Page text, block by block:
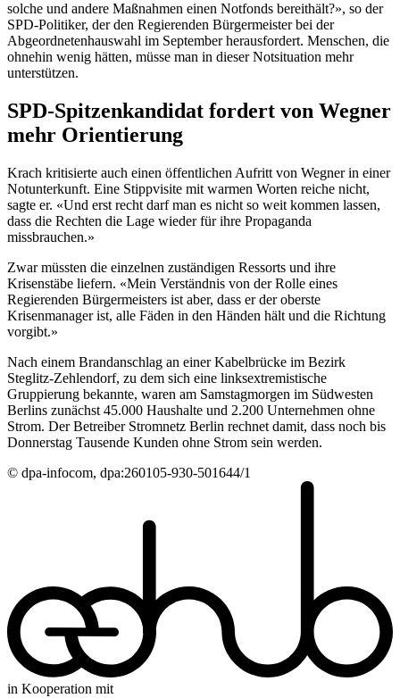
solche und andere Maßnahmen einen Notfonds bereithält?», so der
SPD-Politiker, der den Regierenden Bürgermeister bei der
Abgeordnetenhauswahl im September herausfordert. Menschen, die
ohnehin wenig hätten, müsse man in dieser Notsituation mehr
unterstützen.
SPD-Spitzenkandidat fordert von Wegner
mehr Orientierung
Krach kritisierte auch einen öffentlichen Aufritt von Wegner in einer
Notunterkunft. Eine Stippvisite mit warmen Worten reiche nicht,
sagte er. «Und erst recht darf man es nicht so weit kommen lassen,
dass die Rechten die Lage wieder für ihre Propaganda
missbrauchen.»
Zwar müssten die einzelnen zuständigen Ressorts und ihre
Krisenstäbe liefern. «Mein Verständnis von der Rolle eines
Regierenden Bürgermeisters ist aber, dass er der oberste
Krisenmanager ist, alle Fäden in den Händen hält und die Richtung
vorgibt.»
Nach einem Brandanschlag an einer Kabelbrücke im Bezirk
Steglitz-Zehlendorf, zu dem sich eine linksextremistische
Gruppierung bekannte, waren am Samstagmorgen im Südwesten
Berlins zunächst 45.000 Haushalte und 2.200 Unternehmen ohne
Strom. Der Betreiber Stromnetz Berlin rechnet damit, dass noch bis
Donnerstag Tausende Kunden ohne Strom sein werden.
© dpa-infocom, dpa:260105-930-501644/1
in Kooperation mit